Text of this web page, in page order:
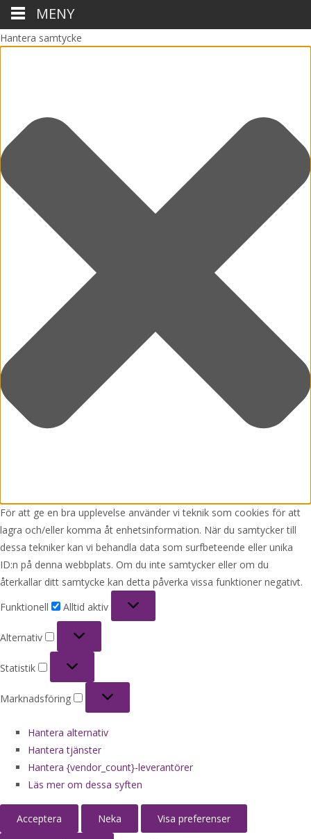
Hantera samtycke
För att ge en bra upplevelse använder vi teknik som cookies för att
lagra och/eller komma åt enhetsinformation. När du samtycker till
dessa tekniker kan vi behandla data som surfbeteende eller unika
ID:n på denna webbplats. Om du inte samtycker eller om du
återkallar ditt samtycke kan detta påverka vissa funktioner negativt.
Funktionell
Alltid aktiv
Alternativ
Statistik
Marknadsföring
Hantera alternativ
Hantera tjänster
Hantera {vendor_count}-leverantörer
Läs mer om dessa syften
Acceptera Neka Visa preferenser
MENY